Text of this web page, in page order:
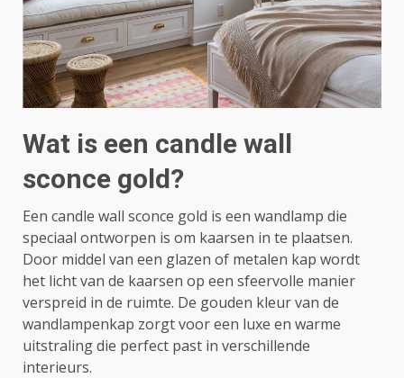
Wat is een candle wall
sconce gold?
Een candle wall sconce gold is een wandlamp die
speciaal ontworpen is om kaarsen in te plaatsen.
Door middel van een glazen of metalen kap wordt
het licht van de kaarsen op een sfeervolle manier
verspreid in de ruimte. De gouden kleur van de
wandlampenkap zorgt voor een luxe en warme
uitstraling die perfect past in verschillende
interieurs.